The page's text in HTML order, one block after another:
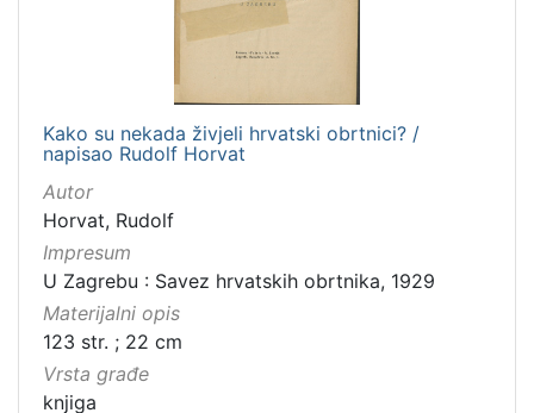
Kako su nekada živjeli hrvatski obrtnici? /
napisao Rudolf Horvat
Autor
Horvat, Rudolf
Impresum
U Zagrebu : Savez hrvatskih obrtnika, 1929
Materijalni opis
123 str. ; 22 cm
Vrsta građe
knjiga